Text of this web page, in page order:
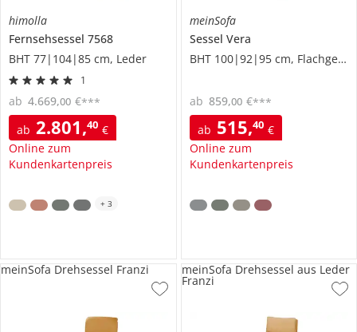
himolla
Fernsehsessel 7568
BHT 77|104|85 cm, Leder
1
ab 2.801,40 €
Online zum
Kundenkartenpreis
ab 4.669,00 €***
+ 3
meinSofa
Sessel Vera
BHT 100|92|95 cm, Flachgewebe
ab 515,40 €
Online zum
Kundenkartenpreis
ab 859,00 €***
meinSofa Drehsessel Franzi meinSofa Drehsessel aus Leder
Franzi